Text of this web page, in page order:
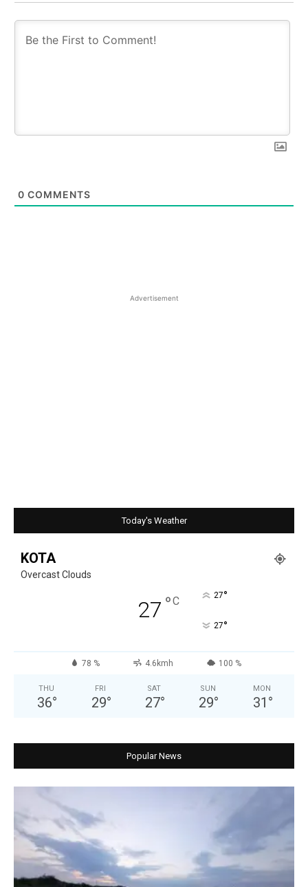
0 COMMENTS
Advertisement
Today's Weather
KOTA
Overcast Clouds
27 °C 27°
27°
78 % 4.6kmh 100 %
THU
36°
FRI
29°
SAT
27°
SUN
29°
MON
31 °
Popular News